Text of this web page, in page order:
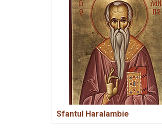
Sfantul Haralambie